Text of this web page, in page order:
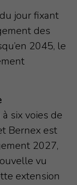
jour fixant
des
2045, le
six voies de
Bernex est
2027,
vu
extension